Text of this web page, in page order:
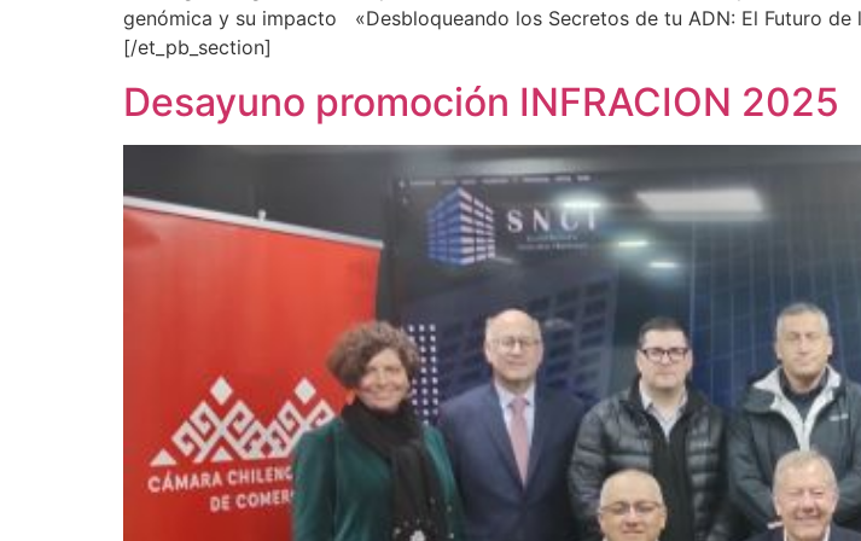
genómica y su impacto «Desbloqueando los Secretos de tu ADN: El Futuro
[/et_pb_section]
Desayuno promoción INFRACION 2025